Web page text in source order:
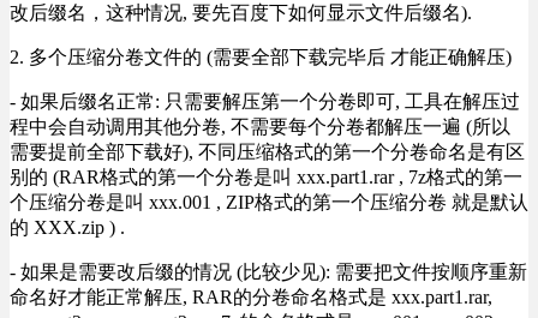
改后缀名，这种情况, 要先百度下如何显示文件后缀名).
2. 多个压缩分卷文件的 (需要全部下载完毕后 才能正确解压)
- 如果后缀名正常: 只需要解压第一个分卷即可, 工具在解压过
程中会自动调用其他分卷, 不需要每个分卷都解压一遍 (所以
需要提前全部下载好), 不同压缩格式的第一个分卷命名是有区
别的 (RAR格式的第一个分卷是叫 xxx.part1.rar , 7z格式的第一
个压缩分卷是叫 xxx.001 , ZIP格式的第一个压缩分卷 就是默认
的 XXX.zip ) .
- 如果是需要改后缀的情况 (比较少见): 需要把文件按顺序重新
命名好才能正常解压, RAR的分卷命名格式是 xxx.part1.rar,